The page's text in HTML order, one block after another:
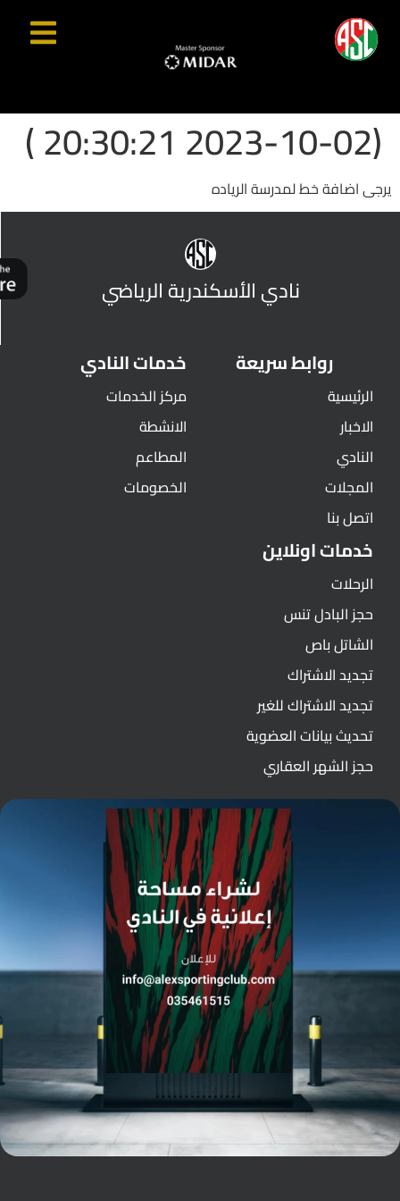
(2023-10-02 20:30:21 )
يرجى اضافة خط لمدرسة الرياده
نادي الأسكندرية الرياضي
روابط سريعة
الرئيسية
الاخبار
النادي
المجلات
اتصل بنا
خدمات النادي
مركز الخدمات
الانشطة
المطاعم
الخصومات
خدمات اونلاين
الرحلات
حجز البادل تنس
الشاتل باص
تجديد الاشتراك
تجديد الاشتراك للغير
تحديث بيانات العضوية
حجز الشهر العقاري